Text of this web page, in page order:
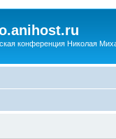
конференция Николая